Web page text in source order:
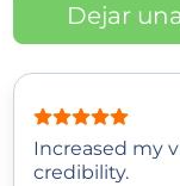
Dejar
Increased my
credibility.